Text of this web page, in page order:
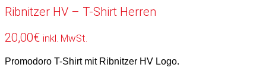
Ribnitzer HV – T-Shirt Herren
20,00€ inkl. MwSt.
Promodoro T-Shirt mit Ribnitzer HV Logo.